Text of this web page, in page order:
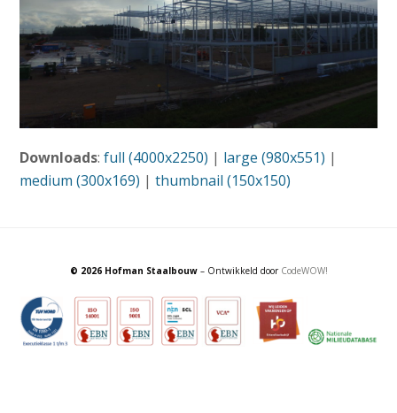
Downloads:full (4000x2250) | large (980x551) |
medium (300x169) |thumbnail (150x150)
© 2026 Hofman Staalbouw– Ontwikkeld door CodeWOW!